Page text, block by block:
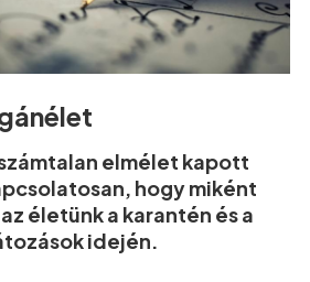
elmélet kapott
hogy miként
életünk a karantén és a
idején.